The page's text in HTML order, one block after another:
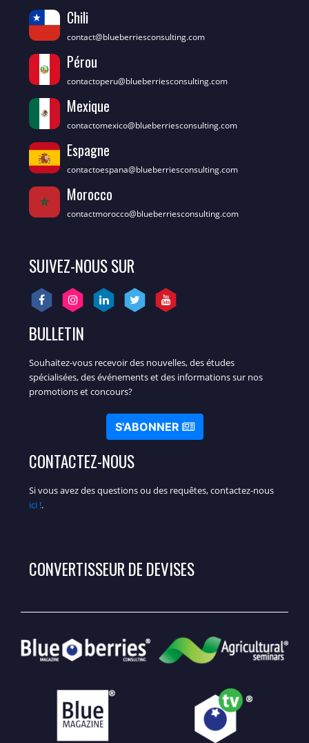
Chili
contact@blueberriesconsulting.com
Pérou
contactoperu@blueberriesconsulting.com
Mexique
contactomexico@blueberriesconsulting.com
Espagne
contactoespana@blueberriesconsulting.com
Morocco
contactmorocco@blueberriesconsulting.com
SUIVEZ-NOUS SUR
BULLETIN
Souhaitez-vous recevoir des nouvelles, des études
spécialisées, des événements et des informations sur nos
promotions et concours?
S'ABONNER
CONTACTEZ-NOUS
Si vous avez des questions ou des requêtes, contactez-nous
ici !.
CONVERTISSEUR DE DEVISES